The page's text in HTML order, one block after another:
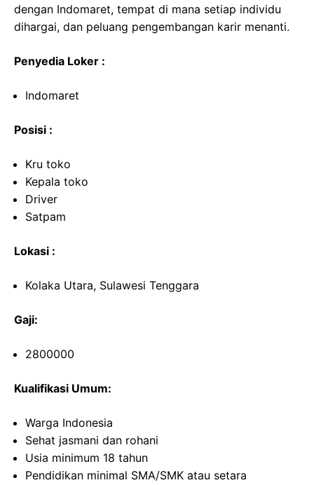
dengan Indomaret, tempat di mana setiap individu
dihargai, dan peluang pengembangan karir menanti.
Penyedia Loker :
Indomaret
Posisi :
Kru toko
Kepala toko
Driver
Satpam
Lokasi :
Kolaka Utara, Sulawesi Tenggara
Gaji:
2800000
Kualifikasi Umum:
Warga Indonesia
Sehat jasmani dan rohani
Usia minimum 18 tahun
Pendidikan minimal SMA/SMK atau setara